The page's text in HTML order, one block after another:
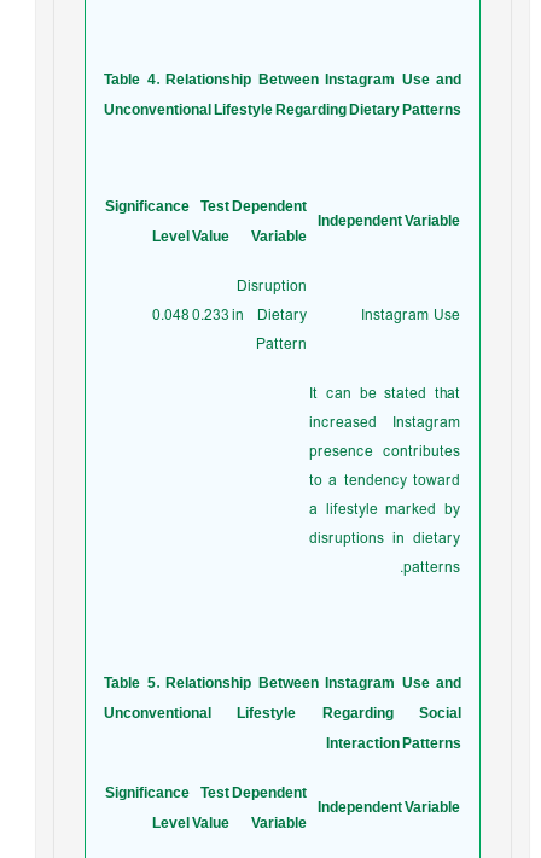
Table 4. Relationship Between Instagram Use and
Unconventional Lifestyle Regarding Dietary Patterns
Independent Variable
Dependent
Variable
Test
Value
Significance
Level
Instagram Use
Disruption
in Dietary
Pattern
0.233
0.048
It can be stated that
increased Instagram
presence contributes
to a tendency toward
a lifestyle marked by
disruptions in dietary
patterns.
Table 5. Relationship Between Instagram Use and
Unconventional Lifestyle Regarding Social
Interaction Patterns
Independent Variable
Dependent
Variable
Test
Value
Significance
Level